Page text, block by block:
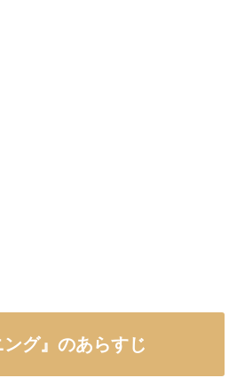
ング』のあらすじ